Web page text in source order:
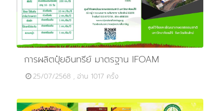
การผลิตปุ๋ยอินทรีย์ มาตรฐาน IFOAM
25/07/2568 , อ่าน 1017 ครั้ง